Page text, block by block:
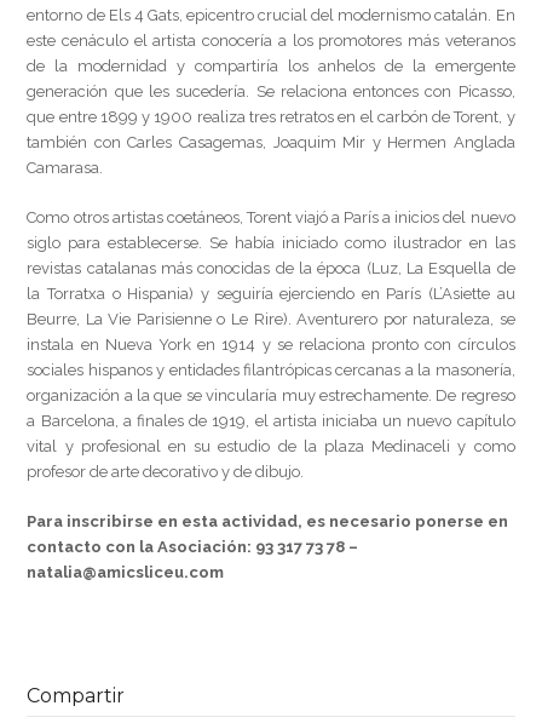
entorno de Els 4 Gats, epicentro crucial del modernismo catalán. En
este cenáculo el artista conocería a los promotores más veteranos
de la modernidad y compartiría los anhelos de la emergente
generación que les sucedería. Se relaciona entonces con Picasso,
que entre 1899 y 1900 realiza tres retratos en el carbón de Torent, y
también con Carles Casagemas, Joaquim Mir y Hermen Anglada
Camarasa.
Como otros artistas coetáneos, Torent viajó a París a inicios del nuevo
siglo para establecerse. Se había iniciado como ilustrador en las
revistas catalanas más conocidas de la época (Luz, La Esquella de
la Torratxa o Hispania) y seguiría ejerciendo en París (L’Asiette au
Beurre, La Vie Parisienne o Le Rire). Aventurero por naturaleza, se
instala en Nueva York en 1914 y se relaciona pronto con círculos
sociales hispanos y entidades filantrópicas cercanas a la masonería,
organización a la que se vincularía muy estrechamente. De regreso
a Barcelona, ​​a finales de 1919, el artista iniciaba un nuevo capítulo
vital y profesional en su estudio de la plaza Medinaceli y como
profesor de arte decorativo y de dibujo.
Para inscribirse en esta actividad, es necesario ponerse en
contacto con la Asociación: 93 317 73 78 –
natalia@amicsliceu.com
Compartir